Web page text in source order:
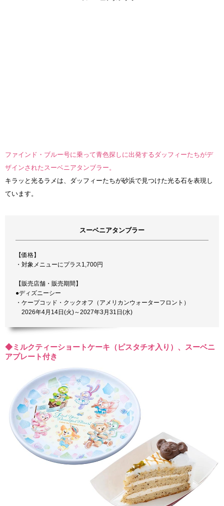
ファインド・ブルー号に乗って青色探しに出発するダッフィーたちがデ
ザインされたスーベニアタンブラー。
キラッと光るラメは、ダッフィーたちが砂浜で見つけた光る石を表現し
ています。
スーベニアタンブラー
【価格】
・対象メニューにプラス1,700円
【販売店舗・販売期間】
●ディズニーシー
・ケープコッド・クックオフ（アメリカンウォーターフロント）
2026年4月14日(火)～2027年3月31日(水)
◆ミルクティーショートケーキ（ピスタチオ入り）、スーベニ
アプレート付き